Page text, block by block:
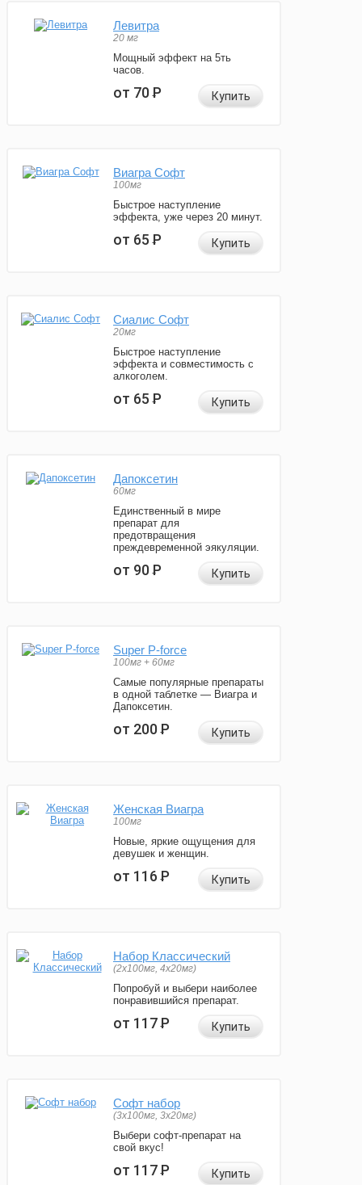
Левитра
20 мг
Мощный эффект на 5ть
часов.
от 70Р Купить
Виагра Софт
100мг
Быстрое наступление
эффекта, уже через 20 минут.
от 65Р Купить
Сиалис Софт
20мг
Быстрое наступление
эффекта и совместимость с
алкоголем.
от 65Р Купить
Дапоксетин
60мг
Единственный в мире
препарат для
предотвращения
преждевременной эякуляции.
от 90Р Купить
Super P-force
100мг + 60мг
Самые популярные препараты
в одной таблетке — Виагра и
Дапоксетин.
от 200Р Купить
Женская Виагра
100мг
Новые, яркие ощущения для
девушек и женщин.
от 116Р Купить
Набор Классический
(2x100мг, 4x20мг)
Попробуй и выбери наиболее
понравившийся препарат.
от 117Р Купить
Софт набор
(3x100мг, 3x20мг)
Выбери софт-препарат на
свой вкус!
от 117Р Купить